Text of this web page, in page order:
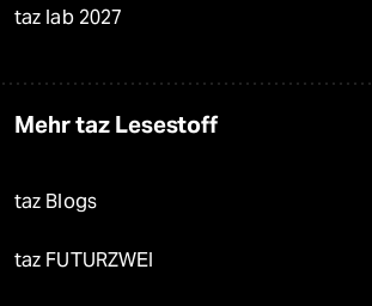
taz lab 2027
Mehr taz Lesestoff
taz Blogs
taz FUTURZWEI